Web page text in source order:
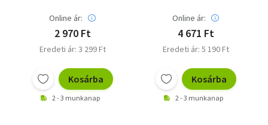
Online ár:
2 970 Ft
Eredeti ár: 3 299 Ft
Kosárba
2 - 3 munkanap
Online ár:
4 671 Ft
Eredeti ár: 5 190 Ft
Kosárba
2 - 3 munkanap